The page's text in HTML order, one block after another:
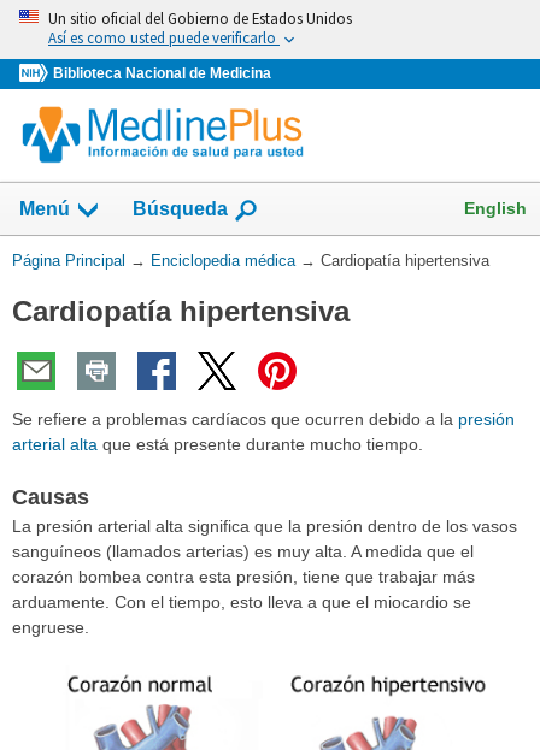
Omita
vaya
al
Contenido
Un sitio oficial del Gobierno de Estados Unidos
Así es como usted puede verificarlo
Biblioteca Nacional de Medicina
Menú Búsqueda English
Usted
aquí:
Página Principal → Enciclopedia médica → Cardiopatía hipertensiva
Cardiopatía hipertensiva
Se refiere a problemas cardíacos que ocurren debido a la presión
arterial alta que está presente durante mucho tiempo.
Causas
La presión arterial alta significa que la presión dentro de los vasos
sanguíneos (llamados arterias) es muy alta. A medida que el
corazón bombea contra esta presión, tiene que trabajar más
arduamente. Con el tiempo, esto lleva a que el miocardio se
engruese.